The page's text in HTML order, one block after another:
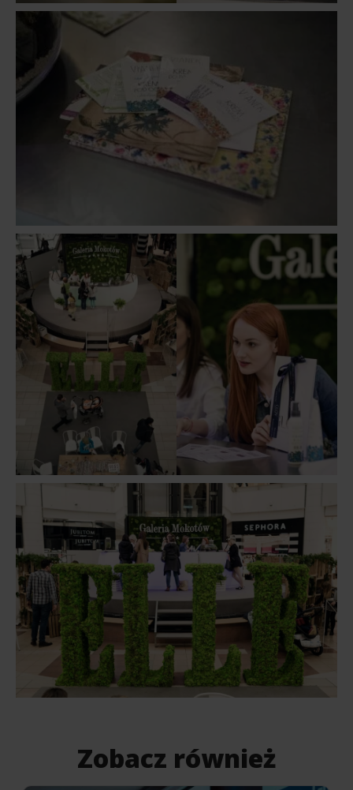
Zobacz również